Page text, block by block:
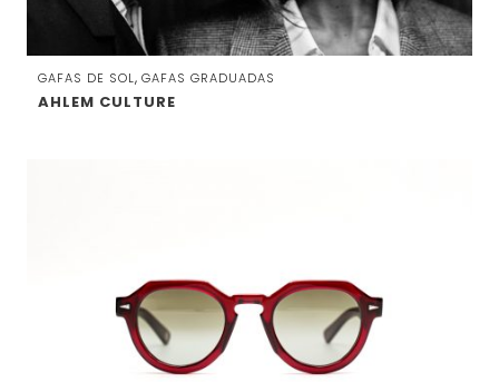
GAFAS DE SOL, GAFAS GRADUADAS
AHLEM CULTURE